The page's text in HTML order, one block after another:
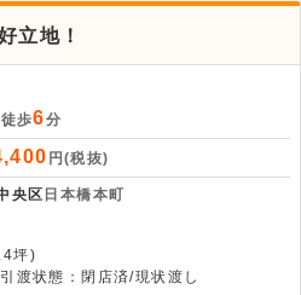
立地！
徒歩6分
円(税抜)
央区 日本橋本町
坪)
引渡状態：閉店済/現状渡し